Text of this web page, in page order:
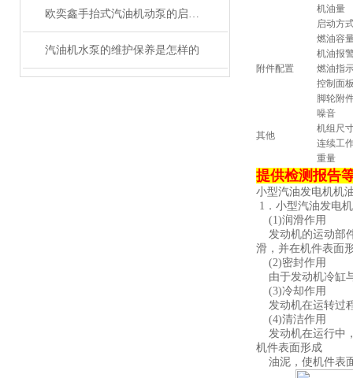
欧奕鑫手抬式汽油机动泵的启动方法
汽油机水泵的维护保养是怎样的
机油量
启动方
附件配置
燃油容
机油报
燃油指
控制面
脚轮附
其他
噪音
机组尺
连续工
重量
提供检测报告
小型汽油发电机机
1．小型汽油发电
(1)润滑作用
发动机的运动部
滑，并在机件表面
(2)密封作用
由于发动机冷缸
(3)冷却作用
发动机在运转过
(4)清洁作用
发动机在运行中
机件表面形成
油泥，使机件表